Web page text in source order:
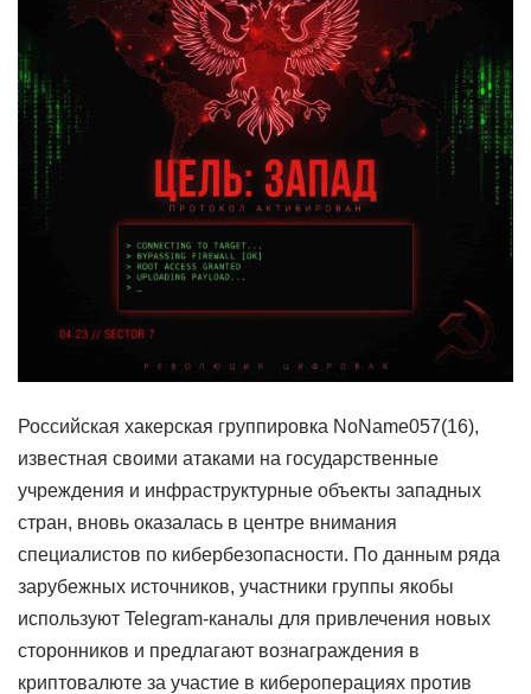
Российская хакерская группировка NoName057(16),
известная своими атаками на государственные
учреждения и инфраструктурные объекты западных
стран, вновь оказалась в центре внимания
специалистов по кибербезопасности. По данным ряда
зарубежных источников, участники группы якобы
используют Telegram-каналы для привлечения новых
сторонников и предлагают вознаграждения в
криптовалюте за участие в кибероперациях против